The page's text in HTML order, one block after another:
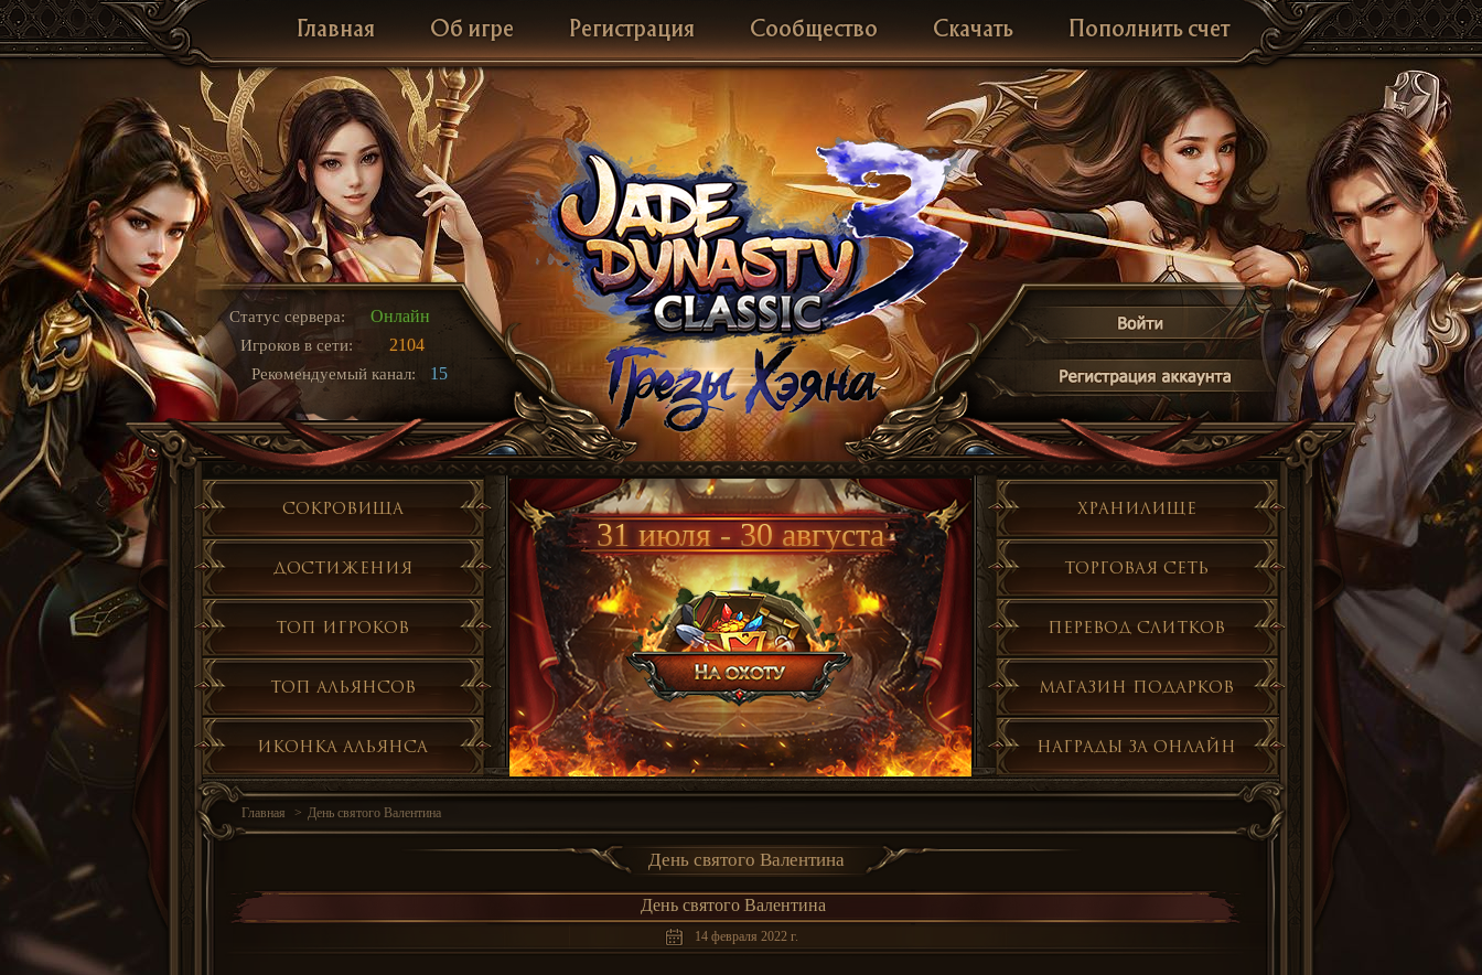
Главная Об игре Регистрация Сообщество Скачать Пополнить счет
Статус сервера: Онлайн
Игроков в сети: 2104
Рекомендуемый канал: 15
Сокровища
Достижения
Топ игроков
Топ альянсов
Иконка альянса
31 июля - 30 августа
Хранилище
Торговая сеть
Перевод слитков
Магазин подарков
Награды за онлайн
Главная День святого Валентина
День святого Валентина
День святого Валентина
14 февраля 2022 г.